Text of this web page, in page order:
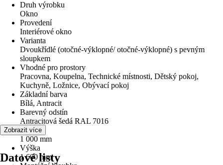
Druh výrobku
Okno
Provedení
Interiérové okno
Varianta
Dvoukřídlé (otočné-výklopné/ otočné-výklopné) s pevným
sloupkem
Vhodné pro prostory
Pracovna, Koupelna, Technické místnosti, Dětský pokoj,
Kuchyně, Ložnice, Obývací pokoj
Základní barva
Bílá, Antracit
Barevný odstín
Antracitová šedá RAL 7016
Šířka
1 000 mm
Výška
1 600 mm
Zobrazit více
Datové listy